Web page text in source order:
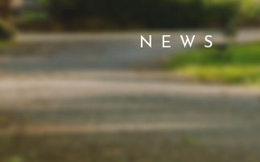
NEWS